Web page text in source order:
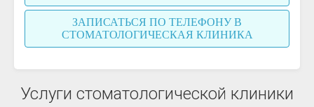
ЗАПИСАТЬСЯ ПО ТЕЛЕФОНУ В
СТОМАТОЛОГИЧЕСКАЯ КЛИНИКА
Услуги стоматологической клиники